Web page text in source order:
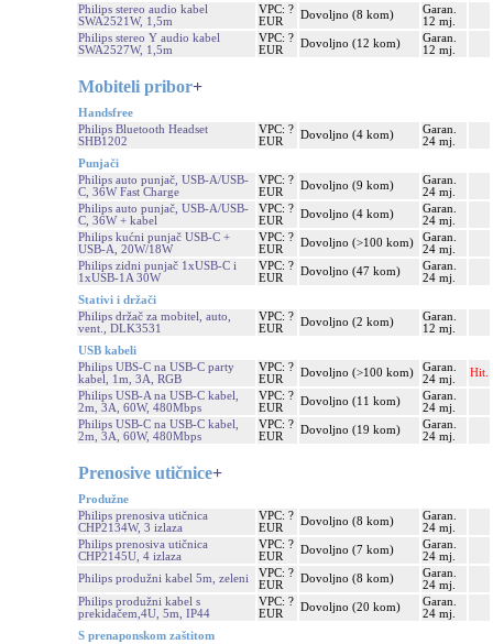
Philips stereo audio kabel
SWA2521W, 1,5m
VPC: ?
EUR
Dovoljno (8 kom)
Garan.
12 mj.
Philips stereo Y audio kabel
SWA2527W, 1,5m
VPC: ?
EUR
Dovoljno (12 kom)
Garan.
12 mj.
Mobiteli pribor+
Handsfree
Philips Bluetooth Headset
SHB1202
VPC: ?
EUR
Dovoljno (4 kom)
Garan.
24 mj.
Punjači
Philips auto punjač, USB-A/USB-
C, 36W Fast Charge
VPC: ?
EUR
Dovoljno (9 kom)
Garan.
24 mj.
Philips auto punjač, USB-A/USB-
C, 36W + kabel
VPC: ?
EUR
Dovoljno (4 kom)
Garan.
24 mj.
Philips kućni punjač USB-C +
USB-A, 20W/18W
VPC: ?
EUR
Dovoljno (>100 kom)
Garan.
24 mj.
Philips zidni punjač 1xUSB-C i
1xUSB-1A 30W
VPC: ?
EUR
Dovoljno (47 kom)
Garan.
24 mj.
Stativi i držači
Philips držač za mobitel, auto,
vent., DLK3531
VPC: ?
EUR
Dovoljno (2 kom)
Garan.
12 mj.
USB kabeli
Philips UBS-C na USB-C party
kabel, 1m, 3A, RGB
VPC: ?
EUR
Dovoljno (>100 kom)
Garan.
24 mj.
Hit.
Philips USB-A na USB-C kabel,
2m, 3A, 60W, 480Mbps
VPC: ?
EUR
Dovoljno (11 kom)
Garan.
24 mj.
Philips USB-C na USB-C kabel,
2m, 3A, 60W, 480Mbps
VPC: ?
EUR
Dovoljno (19 kom)
Garan.
24 mj.
Prenosive utičnice+
Produžne
Philips prenosiva utičnica
CHP2134W, 3 izlaza
VPC: ?
EUR
Dovoljno (8 kom)
Garan.
24 mj.
Philips prenosiva utičnica
CHP2145U, 4 izlaza
VPC: ?
EUR
Dovoljno (7 kom)
Garan.
24 mj.
Philips produžni kabel 5m, zeleni
VPC: ?
EUR
Dovoljno (8 kom)
Garan.
24 mj.
Philips produžni kabel s
prekidačem,4U, 5m, IP44
VPC: ?
EUR
Dovoljno (20 kom)
Garan.
24 mj.
S prenaponskom zaštitom